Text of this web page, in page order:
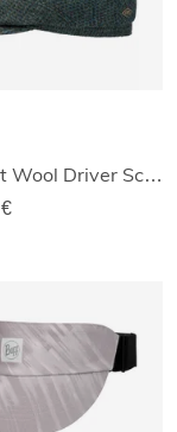
Millscott Wool Driver Schirmmütze
€